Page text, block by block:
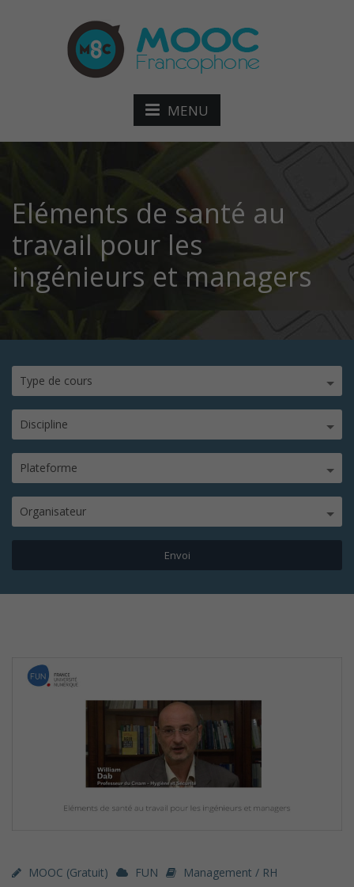
MENU
Eléments de santé au
travail pour les
ingénieurs et managers
Type de cours
Discipline
Plateforme
Organisateur
MOOC (gratuit) FUN Management / RH